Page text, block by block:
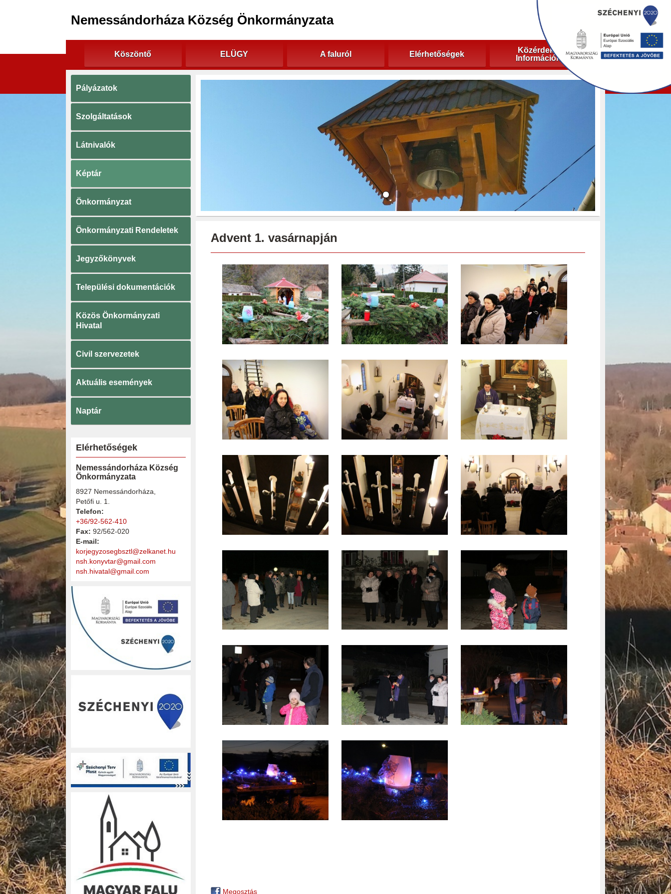
Nemessándorháza Község Önkormányzata
Köszöntő ELÜGY A faluról Elérhetőségek
Közérdekű
Információk
Pályázatok
Szolgáltatások
Látnivalók
Képtár
Önkormányzat
Önkormányzati Rendeletek
Jegyzőkönyvek
Települési dokumentációk
Közös Önkormányzati
Hivatal
Civil szervezetek
Aktuális események
Naptár
Elérhetőségek
Nemessándorháza Község
Önkormányzata
8927 Nemessándorháza,
Petőfi u. 1.
Telefon:
+36/92-562-410
Fax: 92/562-020
E-mail:
korjegyzosegbsztl@zelkanet.hu
nsh.konyvtar@gmail.com
nsh.hivatal@gmail.com
Advent 1. vasárnapján
Megosztás